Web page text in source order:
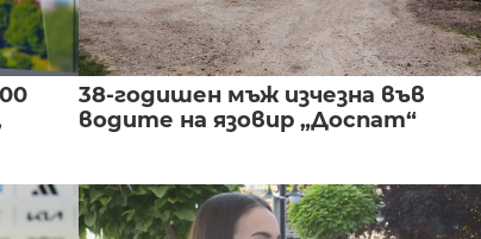
38-годишен мъж изчезна във
водите на язовир „Доспат“